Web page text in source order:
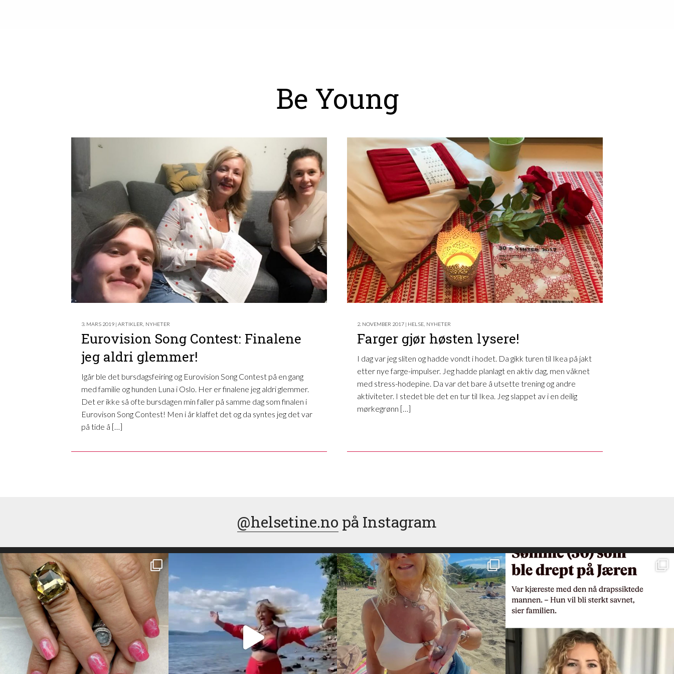
Be Young
3. MARS 2019 | ARTIKLER NYHETER
Eurovision Song Contest: Finalene
jeg aldri glemmer!
Igår ble det bursdagsfeiring og Eurovision Song Contest på en gang
med familie og hunden Luna i Oslo. Her er finalene jeg aldri glemmer.
Det er ikke så ofte bursdagen min faller på samme dag som finalen i
Eurovison Song Contest! Men i år klaffet det og da syntes jeg det var
på tide å […]
2. NOVEMBER 2017 | HELSE NYHETER
Farger gjør høsten lysere!
I dag var jeg sliten og hadde vondt i hodet. Da gikk turen til Ikea på jakt
etter nye farge-impulser. Jeg hadde planlagt en aktiv dag, men våknet
med stress-hodepine. Da var det bare å utsette trening og andre
aktiviteter. I stedet ble det en tur til Ikea. Jeg slappet av i en deilig
mørkegrønn […]
@helsetine.no på Instagram